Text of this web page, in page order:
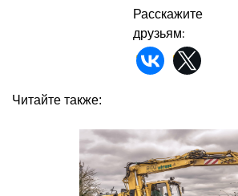
Расскажите
друзьям:
Читайте также: